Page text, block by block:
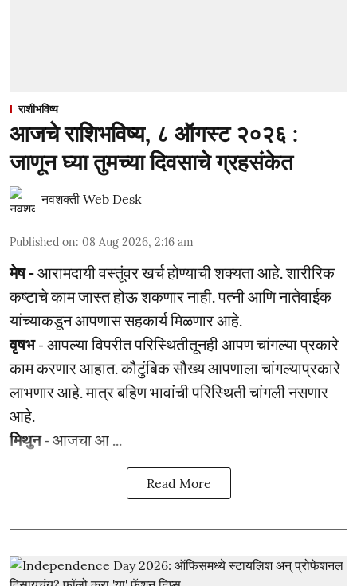
राशीभविष्य
आजचे राशिभविष्य, ८ ऑगस्ट २०२६ :
जाणून घ्या तुमच्या दिवसाचे ग्रहसंकेत
नवशक्ती Web Desk
Published on: 08 Aug 2026, 2:16 am
मेष -आरामदायी वस्तूंवर खर्च होण्याची शक्यता आहे. शारीरिक
कष्टाचे काम जास्त होऊ शकणार नाही. पत्नी आणि नातेवाईक
यांच्याकडून आपणास सहकार्य मिळणार आहे.
वृषभ- आपल्या विपरीत परिस्थितीतूनही आपण चांगल्या प्रकारे
काम करणार आहात. कौटुंबिक सौख्य आपणाला चांगल्याप्रकारे
लाभणार आहे. मात्र बहिण भावांची परिस्थिती चांगली नसणार
आहे.
मिथुन- आजचा आ ...
Read More